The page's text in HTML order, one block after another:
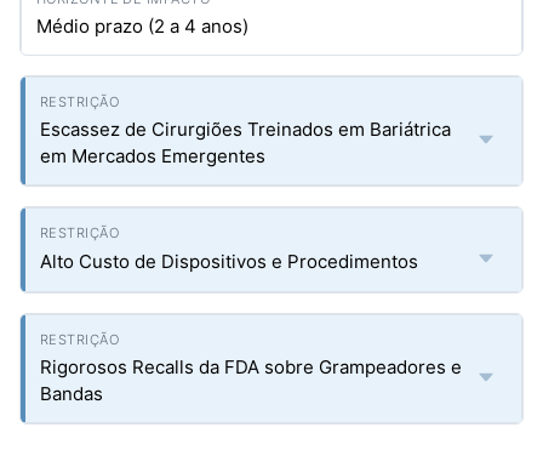
Médio prazo (2 a 4 anos)
Escassez de Cirurgiões Treinados em Bariátrica
em Mercados Emergentes
Alto Custo de Dispositivos e Procedimentos
Rigorosos Recalls da FDA sobre Grampeadores e
Bandas